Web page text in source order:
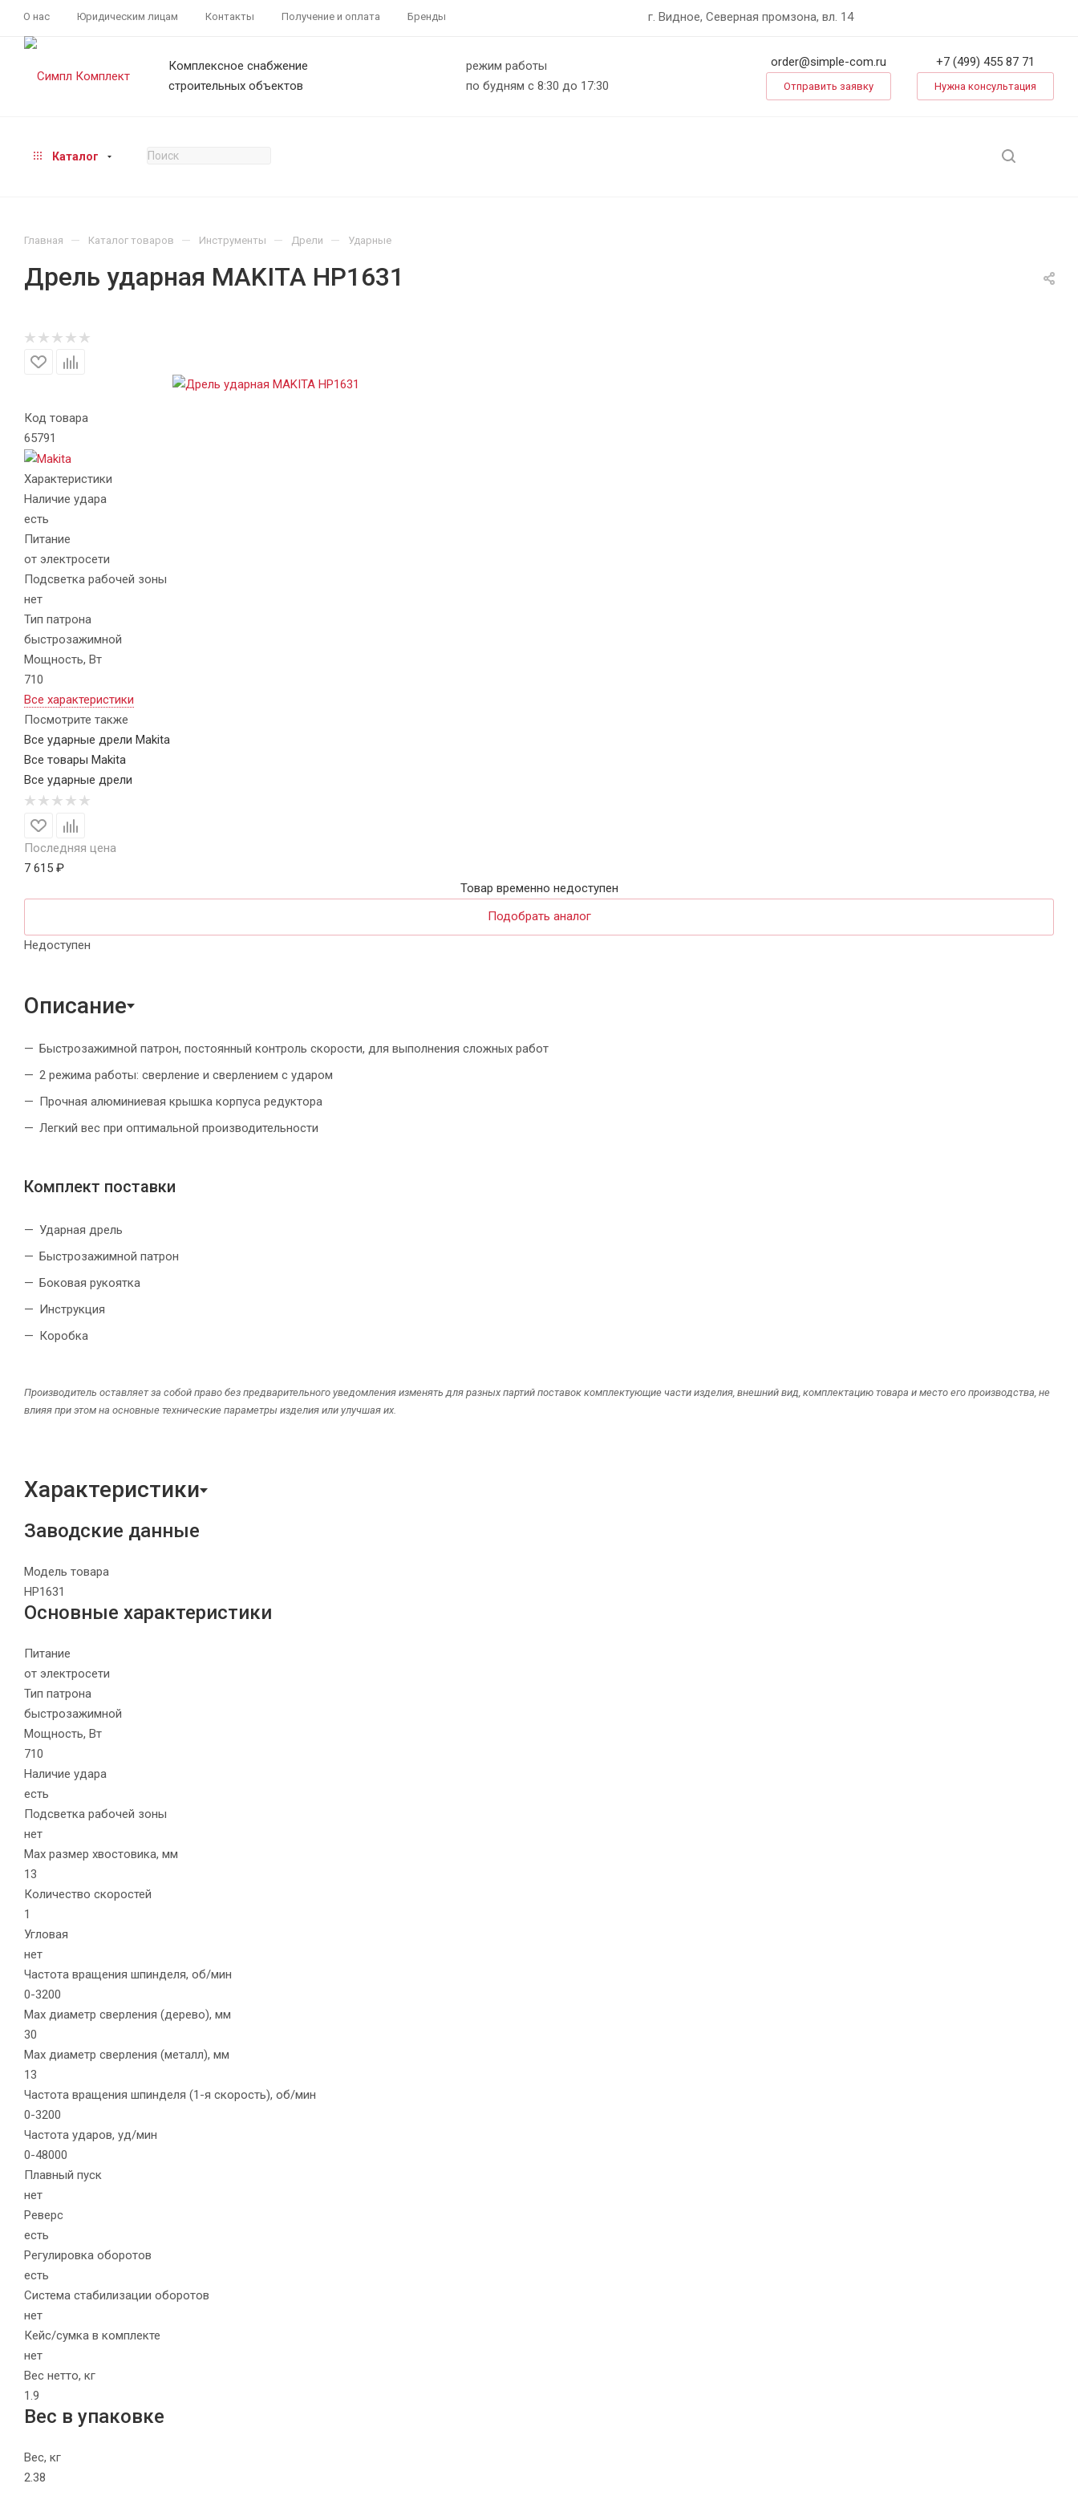
О нас Юридическим лицам Контакты Получение и оплата Бренды г. Видное, Северная промзона, вл. 14
Комплексное снабжение
строительных объектов
режим работы
по будням с 8:30 до 17:30
order@simple-com.ru
Отправить заявку
+7 (499) 455 87 71
Нужна консультация
Каталог
Главная — Каталог товаров — Инструменты — Дрели — Ударные
Дрель ударная MAKITA HP1631
Код товара
65791
Характеристики
Наличие удара
есть
Питание
от электросети
Подсветка рабочей зоны
нет
Тип патрона
быстрозажимной
Мощность, Вт
710
Все характеристики
Посмотрите также
Все ударные дрели Makita
Все товары Makita
Все ударные дрели
Последняя цена
7 615 ₽
Товар временно недоступен
Подобрать аналог
Недоступен
Описание
Быстрозажимной патрон, постоянный контроль скорости, для выполнения сложных работ
2 режима работы: сверление и сверлением с ударом
Прочная алюминиевая крышка корпуса редуктора
Легкий вес при оптимальной производительности
Комплект поставки
Ударная дрель
Быстрозажимной патрон
Боковая рукоятка
Инструкция
Коробка
Производитель оставляет за собой право без предварительного уведомления изменять для разных партий поставок комплектующие части изделия, внешний вид, комплектацию товара и место его производства, не
влияя при этом на основные технические параметры изделия или улучшая их.
Характеристики
Заводские данные
Модель товара
HP1631
Основные характеристики
Питание
от электросети
Тип патрона
быстрозажимной
Мощность, Вт
710
Наличие удара
есть
Подсветка рабочей зоны
нет
Max размер хвостовика, мм
13
Количество скоростей
1
Угловая
нет
Частота вращения шпинделя, об/мин
0-3200
Max диаметр сверления (дерево), мм
30
Max диаметр сверления (металл), мм
13
Частота вращения шпинделя (1-я скорость), об/мин
0-3200
Частота ударов, уд/мин
0-48000
Плавный пуск
нет
Реверс
есть
Регулировка оборотов
есть
Система стабилизации оборотов
нет
Кейс/сумка в комплекте
нет
Вес нетто, кг
1.9
Вес в упаковке
Вес, кг
2.38